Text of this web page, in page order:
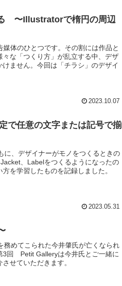
〜Illustratorで楕円の周辺
媒体のひとつです。その割には作品と
な「つくり方」が乱立する中、デザ
ません。今回は「チラシ」のデザイ
2023.10.07
で任意の文字または記号で揃
に、デザイナーがモノをつくるときの
、Labelをつくるようになったの
を学習したものを記録しました。
2023.05.31
めてこられた今井肇氏が亡くなられ
3回 Petit Galleryは今井氏とご一緒に
せていただきます。